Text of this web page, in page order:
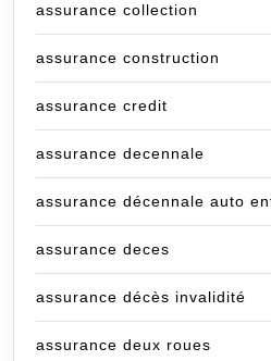
assurance collection
assurance construction
assurance credit
assurance decennale
assurance décennale auto
assurance deces
assurance décès invalidité
assurance deux roues